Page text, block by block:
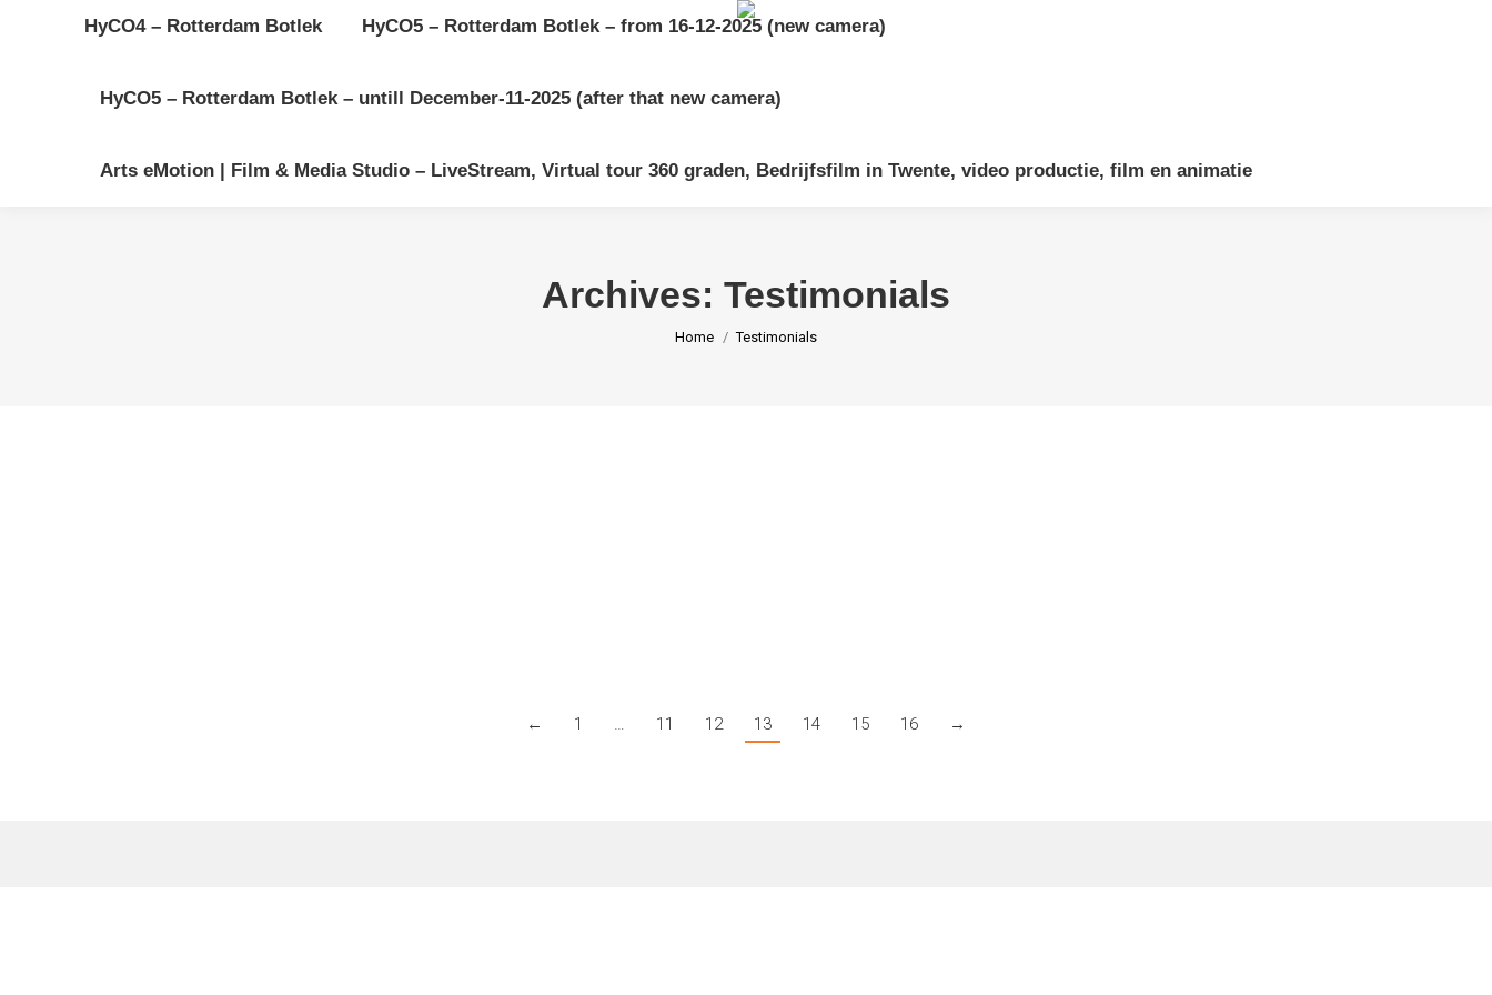
HyCO4 – Rotterdam Botlek HyCO5 – Rotterdam Botlek – from 16-12-2025 (new camera)
HyCO5 – Rotterdam Botlek – untill December-11-2025 (after that new camera)
Arts eMotion | Film & Media Studio – LiveStream, Virtual tour 360 graden, Bedrijfsfilm in Twente, video productie, film en animatie
Archives: Testimonials
You are here:
Home Testimonials
← 1 … 11 12 13 14 15 16 →